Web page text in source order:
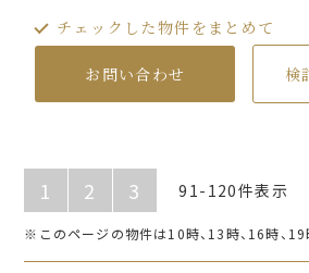
入居者限定サービス
FAQ
仲介会社様
チェックした物件をまとめて
お問い合わせ 検
1 2 3 91-120件表示
※このページの物件は10時、13時、16時、19